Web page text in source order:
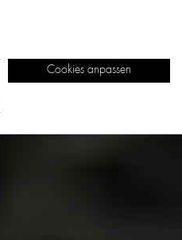
Cookies anpassen